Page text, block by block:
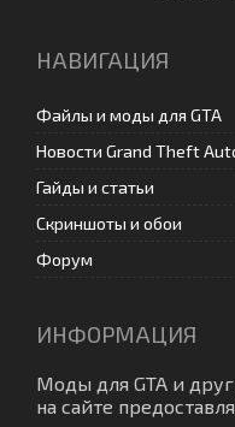
НАВИГАЦИЯ
Файлы и моды для GTA
Новости Grand Theft
Гайды и статьи
Скриншоты и обои
Форум
ИНФОРМАЦИЯ
Моды для GTA и
на сайте